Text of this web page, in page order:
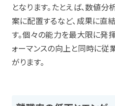
となります。たとえば、数値
案に配置するなど、成果に直
す。個々の能力を最大限に発
ォーマンスの向上と同時に
がります。